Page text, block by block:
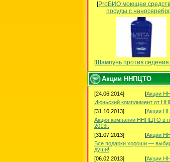
[ProБИО моющее
посуды c
[Шампунь против седения
Акции ННПЦТО
[24.06.2014] [Акции
Июньский комплимент от
[31.10.2013]
[Акции
Акция компании ННПЦТО в
2013г.
[31.07.2013]
[Акции
Все подарки хороши —
души!
[06.02.2013]
[Акции